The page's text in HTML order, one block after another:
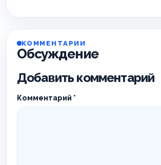
КОММЕНТАРИИ
Обсуждение
Добавить комментарий
Комментарий *